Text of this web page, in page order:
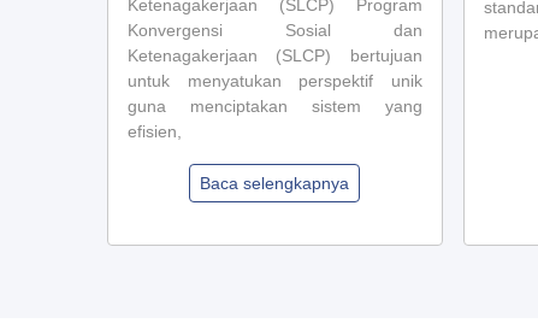
Ketenagakerjaan (SLCP) Program
Konvergensi Sosial dan
Ketenagakerjaan (SLCP) bertujuan
untuk menyatukan perspektif unik
guna menciptakan sistem yang
efisien,
Baca selengkapnya